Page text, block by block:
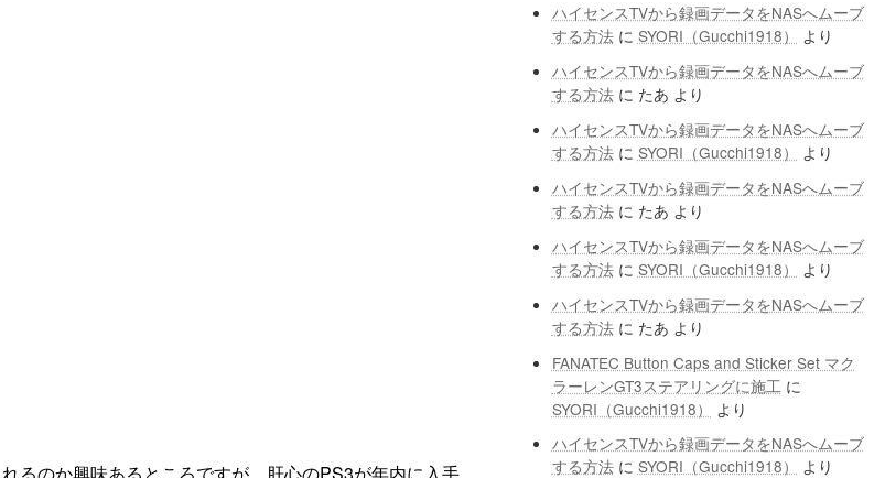
るのか興味あるところですが、肝心のPS3が年内に入手
ハイセンスTVから録画データをNASへムーブ
する方法に SYORI（Gucchi1918）
より
ハイセンスTVから録画データをNASへムーブ
する方法に たあ より
ハイセンスTVから録画データをNASへムーブ
する方法に SYORI（Gucchi1918）
より
ハイセンスTVから録画データをNASへムーブ
する方法に たあ より
ハイセンスTVから録画データをNASへムーブ
する方法に SYORI（Gucchi1918）
より
ハイセンスTVから録画データをNASへムーブ
する方法に たあ より
FANATEC Button Caps and Sticker Set マク
ラーレンGT3ステアリングに施工 に
SYORI（Gucchi1918）
より
ハイセンスTVから録画データをNASへムーブ
する方法に SYORI（Gucchi1918） より